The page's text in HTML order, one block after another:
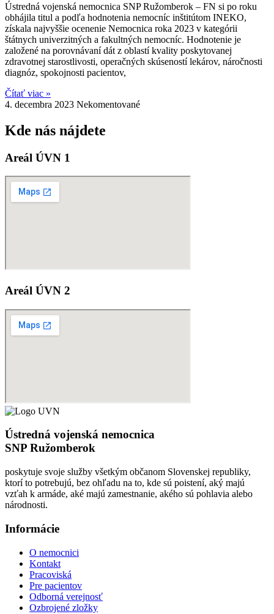
Ústredná vojenská nemocnica SNP Ružomberok – FN si po roku
obhájila titul a podľa hodnotenia nemocníc inštitútom INEKO,
získala najvyššie ocenenie Nemocnica roka 2023 v kategórii
štátnych univerzitných a fakultných nemocníc. Hodnotenie je
založené na porovnávaní dát z oblastí kvality poskytovanej
zdravotnej starostlivosti, operačných skúseností lekárov, náročnosti
diagnóz, spokojnosti pacientov,
Čítať viac »
4. decembra 2023 Nekomentované
Kde nás nájdete
Areál ÚVN 1
Areál ÚVN 2
Ústredná vojenská nemocnica
SNP Ružomberok
poskytuje svoje služby všetkým občanom Slovenskej republiky,
ktorí to potrebujú, bez ohľadu na to, kde sú poistení, aký majú
vzťah k armáde, aké majú zamestnanie, akého sú pohlavia alebo
národnosti.
Informácie
O nemocnici
Kontakt
Pracoviská
Pre pacientov
Odborná verejnosť
Ozbrojené zložky